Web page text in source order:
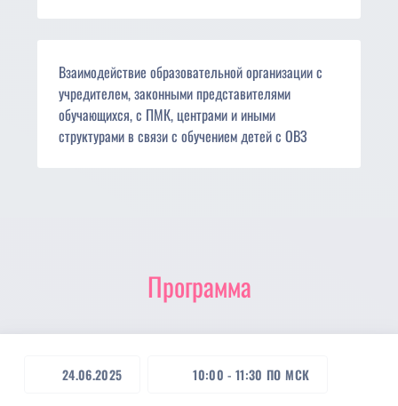
Взаимодействие образовательной организации с
учредителем, законными представителями
обучающихся, с ПМК, центрами и иными
структурами в связи с обучением детей с ОВЗ
Программа
24.06.2025 10:00 -11:30 ПО МСК